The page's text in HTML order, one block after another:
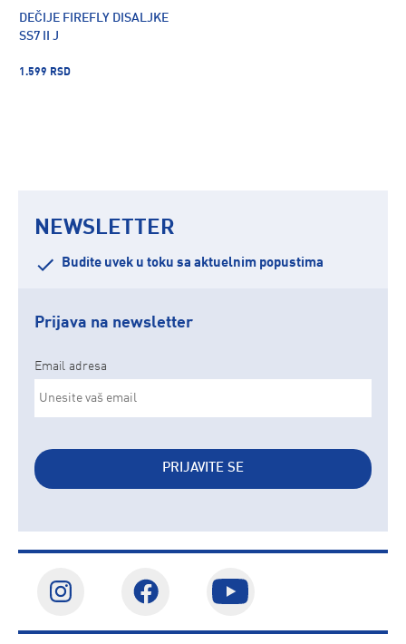
DEČIJE FIREFLY DISALJKE
SS7 II J
1.599 RSD
NEWSLETTER
Budite uvek u toku sa aktuelnim popustima
Prijava na newsletter
Email adresa
PRIJAVITE SE